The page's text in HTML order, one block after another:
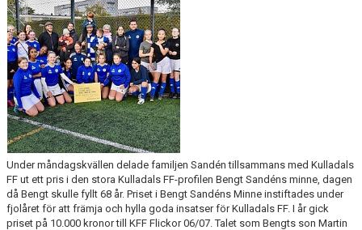
KONTAKT
INFORMATION MED POLICY
DOKUMENT
BILDGALLERI
MATCHER
INBETALNING
PROFILKLÄDER
Under måndagskvällen delade familjen Sandén tillsammans med Kulladals
FF ut ett pris i den stora Kulladals FF-profilen Bengt Sandéns minne, dagen
då Bengt skulle fyllt 68 år. Priset i Bengt Sandéns Minne instiftades under
fjolåret för att främja och hylla goda insatser för Kulladals FF. I år gick
priset på 10.000 kronor till KFF Flickor 06/07. Talet som Bengts son Martin